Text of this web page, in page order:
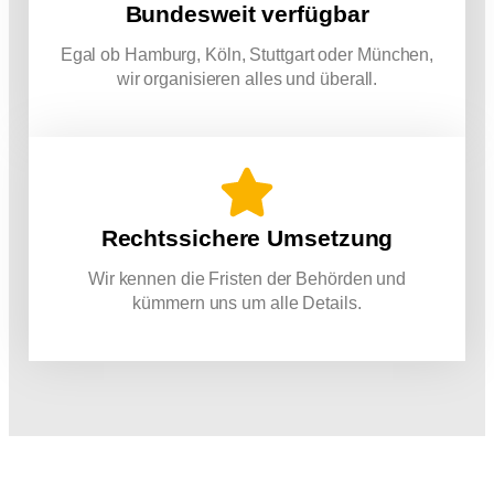
Bundesweit verfügbar
Egal ob Hamburg, Köln, Stuttgart oder München,
wir organisieren alles und überall.
Rechtssichere Umsetzung
Wir kennen die Fristen der Behörden und
kümmern uns um alle Details.